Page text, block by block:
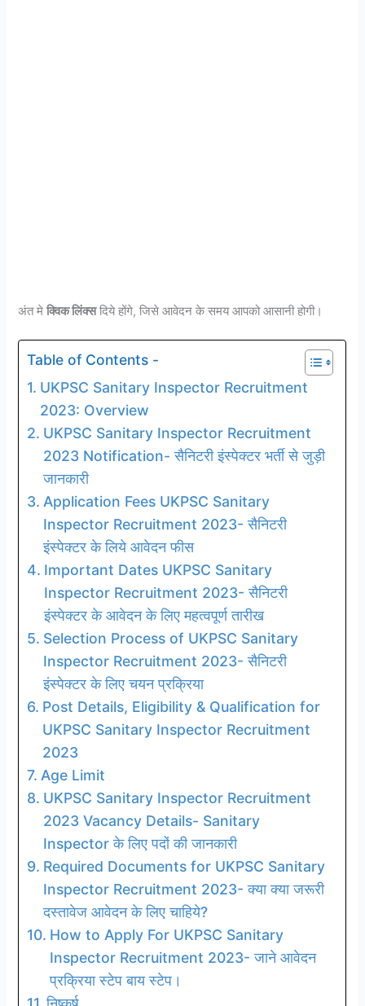
अंत मेक्विक लिंक्सदिये होंगे, जिसे आवेदन के समय आपको आसानी होगी।
Table of Contents -
UKPSC Sanitary Inspector Recruitment
2023: Overview
UKPSC Sanitary Inspector Recruitment
2023 Notification- सैनिटरी इंस्पेक्टर भर्ती से जुड़ी
जानकारी
Application Fees UKPSC Sanitary
Inspector Recruitment 2023- सैनिटरी
इंस्पेक्टर के लिये आवेदन फीस
Important Dates UKPSC Sanitary
Inspector Recruitment 2023- सैनिटरी
इंस्पेक्टर के आवेदन के लिए महत्वपूर्ण तारीख
Selection Process of UKPSC Sanitary
Inspector Recruitment 2023- सैनिटरी
इंस्पेक्टर के लिए चयन प्रक्रिया
Post Details, Eligibility & Qualification for
UKPSC Sanitary Inspector Recruitment
2023
Age Limit
UKPSC Sanitary Inspector Recruitment
2023 Vacancy Details- Sanitary
Inspector के लिए पदों की जानकारी
Required Documents for UKPSC Sanitary
Inspector Recruitment 2023- क्या क्या जरूरी
दस्तावेज आवेदन के लिए चाहिये?
How to Apply For UKPSC Sanitary
Inspector Recruitment 2023- जाने आवेदन
प्रक्रिया स्टेप बाय स्टेप।